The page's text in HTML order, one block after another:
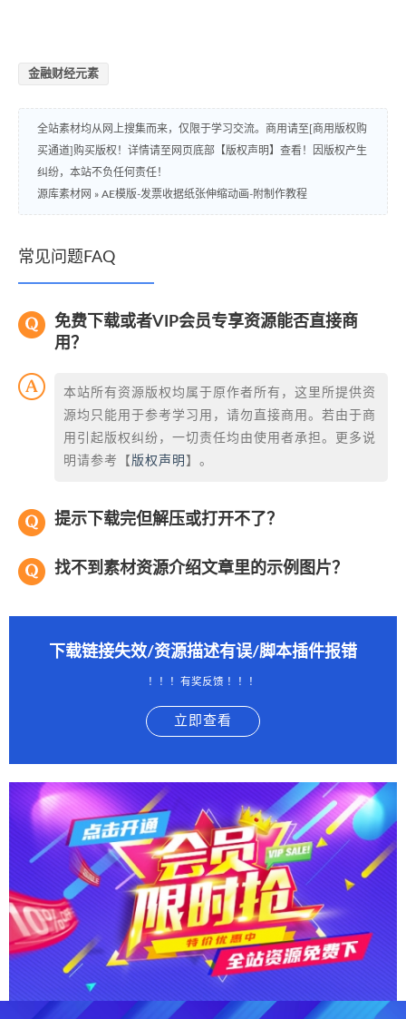
金融财经元素
全站素材均从网上搜集而来，仅限于学习交流。商用请至[商用版权购
买通道]购买版权！详情请至网页底部【版权声明】查看！因版权产生
纠纷，本站不负任何责任！
源库素材网 » AE模版-发票收据纸张伸缩动画-附制作教程
常见问题FAQ
免费下载或者VIP会员专享资源能否直接商
用？
本站所有资源版权均属于原作者所有，这里所提供资
源均只能用于参考学习用，请勿直接商用。若由于商
用引起版权纠纷，一切责任均由使用者承担。更多说
明请参考【 版权声明 】。
提示下载完但解压或打开不了？
找不到素材资源介绍文章里的示例图片？
下载链接失效/资源描述有误/脚本插件报错
！！！有奖反馈 ！！！
立即查看